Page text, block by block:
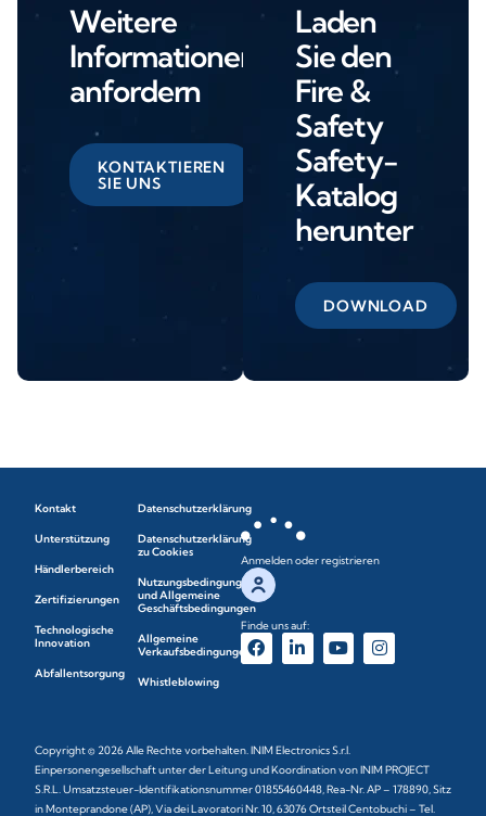
Weitere
Informationen
anfordern
KONTAKTIEREN
SIE UNS
Laden
Sie den
Fire &
Safety
Safety-
Katalog
herunter
DOWNLOAD
Kontakt
Unterstützung
Händlerbereich
Zertifizierungen
Technologische
Innovation
Abfallentsorgung
Datenschutzerklärung
Datenschutzerklärung
zu Cookies
Nutzungsbedingungen
und Allgemeine
Geschäftsbedingungen
Allgemeine
Verkaufsbedingungen
Whistleblowing
Anmelden oder registrieren
Finde uns auf:
Copyright © 2026 Alle Rechte vorbehalten. INIM Electronics S.r.l.
Einpersonengesellschaft unter der Leitung und Koordination von INIM PROJECT
S.R.L. Umsatzsteuer-Identifikationsnummer 01855460448, Rea-Nr. AP – 178890, Sitz
in Monteprandone (AP), Via dei Lavoratori Nr. 10, 63076 Ortsteil Centobuchi – Tel.